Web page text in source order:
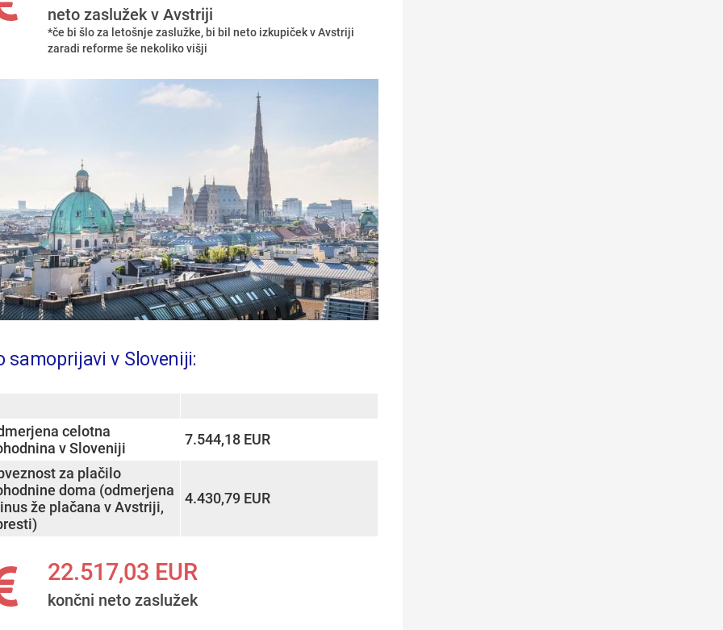
neto zaslužek v Avstriji
*če bi šlo za letošnje zaslužke, bi bil neto izkupiček v Avstriji
zaradi reforme še nekoliko višji
samoprijavi v Sloveniji:
celotna
v Sloveniji
7.544,18 EUR
za plačilo
doma (odmerjena
že plačana v Avstriji,
4.430,79 EUR
22.517,03 EUR
končni neto zaslužek